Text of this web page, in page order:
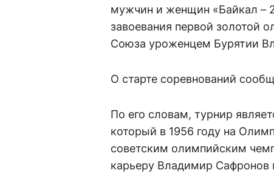
мужчин и женщин «Байкал –
завоевания первой золотой
Союза уроженцем Бурятии
О старте соревнований
По его словам, турнир
который в 1956 году на
советским олимпийским
карьеру Владимир Сафронов